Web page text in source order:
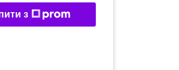
з